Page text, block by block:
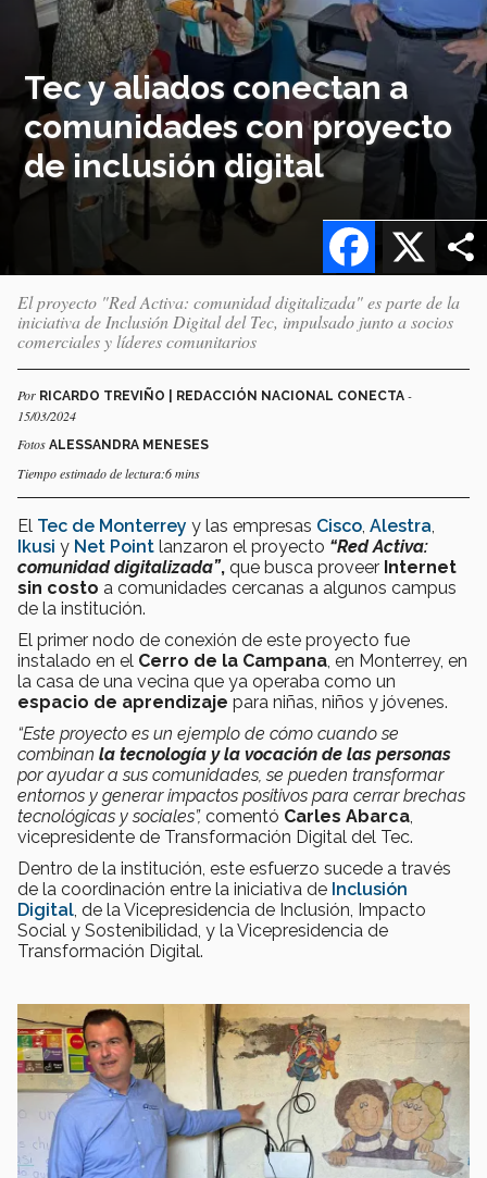
Tec y aliados conectan a
comunidades con proyecto
de inclusión digital
X
Facebook
El proyecto "Red Activa: comunidad digitalizada" es parte de la
iniciativa de Inclusión Digital del Tec, impulsado junto a socios
comerciales y líderes comunitarios
Por RICARDO TREVIÑO | REDACCIÓN NACIONAL CONECTA -
15/03/2024
Fotos ALESSANDRA MENESES
Tiempo estimado de lectura:6 mins
El Tec de Monterrey y las empresas Cisco Alestra
Ikusi y Net Point lanzaron el proyecto “Red Activa:
comunidad digitalizada”, que busca proveer Internet
sin costo a comunidades cercanas a algunos campus
de la institución.
El primer nodo de conexión de este proyecto fue
instalado en el Cerro de la Campana , en Monterrey, en
la casa de una vecina que ya operaba como un
espacio de aprendizaje para niñas, niños y jóvenes.
“Este proyecto es un ejemplo de cómo cuando se
combinan la tecnología y la vocación de las personas
por ayudar a sus comunidades, se pueden transformar
entornos y generar impactos positivos para cerrar brechas
tecnológicas y sociales”, comentó Carles Abarca
vicepresidente de Transformación Digital del Tec.
Dentro de la institución, este esfuerzo sucede a través
de la coordinación entre la iniciativa de Inclusión
Digital , de la Vicepresidencia de Inclusión, Impacto
Social y Sostenibilidad, y la Vicepresidencia de
Transformación Digital.